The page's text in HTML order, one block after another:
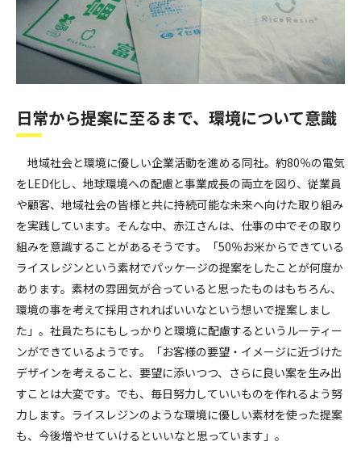
日常から提案に至るまで、環境について意識
地域社会と環境に優しい企業活動を進める同社。約80％の電気
をLED化し、地球環境への配慮と事業成長の両立を図り、従業員
や顧客、地域社会の皆様と共に持続可能な未来へ向けた取り組み
を実践しています。そんな中、赤江さんは、仕事の中でその取り
組みを意識することがあるそうです。「50％お米からできている
ライスレジンという素材でパッケージの提案をしたことが何度か
あります。素材の雰囲気が合っていると思ったものはもちろん、
環境の事を考えて採用されればいいなという想いで提案しまし
た」。社員たちにもしっかりと環境に配慮するというルーティー
ンができているようです。「お客様の要望・イメージに近づけた
デザインを考えること、要望に添いつつ、さらに良い案を生み出
すことは大変です。でも、毎日努力していいものを作れるよう努
力します。ライスレジンのような環境に優しい素材を使った提案
も、今後増やせていけるといいなと思っています」。